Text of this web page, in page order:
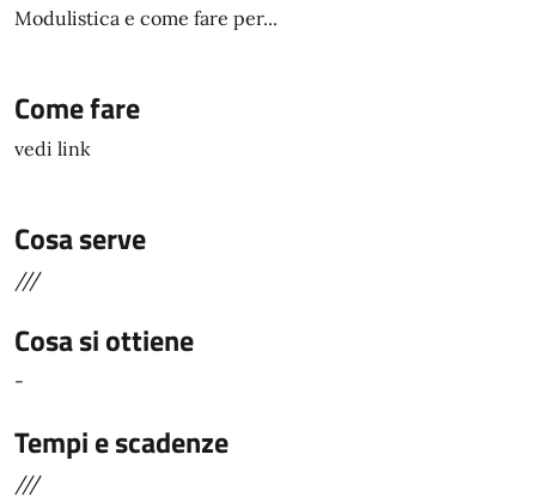
Modulistica e come fare per...
Come fare
vedi link
Cosa serve
///
Cosa si ottiene
-
Tempi e scadenze
///